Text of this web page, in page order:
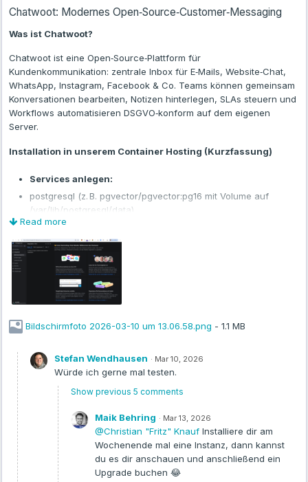
Chatwoot: Modernes Open‑Source‑Customer‑Messaging
Was ist Chatwoot?
Chatwoot ist eine Open‑Source‑Plattform für
Kundenkommunikation: zentrale Inbox für E‑Mails, Website‑Chat,
WhatsApp, Instagram, Facebook & Co. Teams können gemeinsam
Konversationen bearbeiten, Notizen hinterlegen, SLAs steuern und
Workflows automatisieren DSGVO‑konform auf dem eigenen
Server.
Installation in unserem Container Hosting (Kurzfassung)
Services anlegen:
postgresql (z. B. pgvector/pgvector:pg16 mit Volume auf
/var/lib/postgresql/data)
redis (z. B. redis:alpine mit Passwortschutz)
chatwoot-web und chatwoot-worker
(chatwoot/chatwoot:latest, gemeinsames Volume
/app/storage)
Environment-Datei .env.production:
FRONTEND_URL=https://<deine-domain>
SECRET_KEY_BASE=<sicherer-Schlüssel>
(REDIS_URL=redis://:<passwort>@redis:6379)
SMTP-Zugang für ausgehende E‑Mails
Einmalig vorbereiten:bundle exec rails
db:chatwoot_prepare (oder eigenen chatwoot-init‑Container
starten).
Danach:
chatwoot-web und chatwoot-worker starten,
Domain auf chatwoot-web:3000 legen, im Browser aufrufen
und ersten Benutzer (Super‑Admin) anlegen.
Read more
Bildschirmfoto 2026-03-10 um 13.06.58.png - 1.1 MB
Stefan Wendhausen · Mar 10, 2026
Würde ich gerne mal testen.
Show previous 5 comments
Maik Behring · Mar 13, 2026
@Christian "Fritz" Knauf Installiere dir am
Wochenende mal eine Instanz, dann kannst
du es dir anschauen und anschließend ein
Upgrade buchen 😂